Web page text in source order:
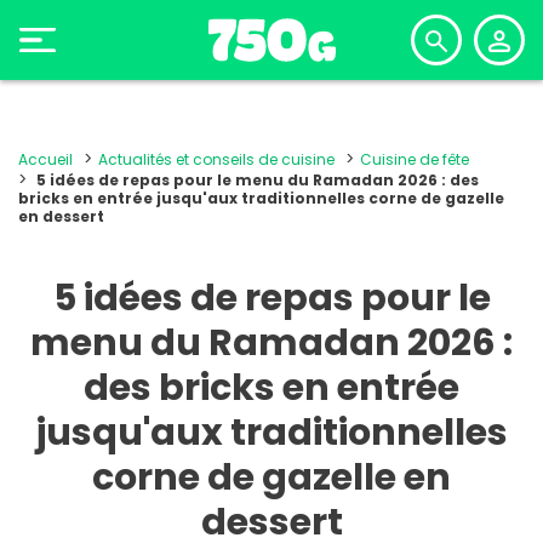
Accueil Actualités et conseils de cuisine
Cuisine de fête
5 idées de repas pour le menu du Ramadan 2026 : des
bricks en entrée jusqu'aux traditionnelles corne de gazelle
en dessert
5 idées de repas pour le
menu du Ramadan 2026 :
des bricks en entrée
jusqu'aux traditionnelles
corne de gazelle en
dessert